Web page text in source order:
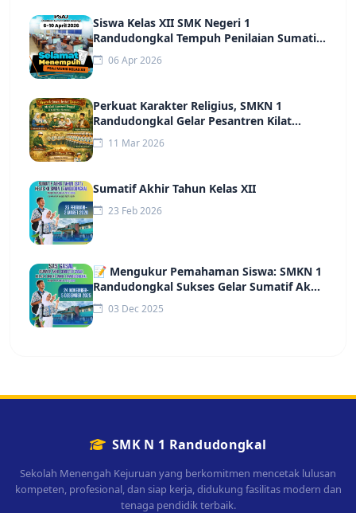
Siswa Kelas XII SMK Negeri 1
Randudongkal Tempuh Penilaian Sumatif
Akhir Jenjang (PSAJ) Tahun 2026
06 Apr 2026
Perkuat Karakter Religius, SMKN 1
Randudongkal Gelar Pesantren Kilat
Ramadan
11 Mar 2026
Sumatif Akhir Tahun Kelas XII
23 Feb 2026
📝 Mengukur Pemahaman Siswa: SMKN 1
Randudongkal Sukses Gelar Sumatif Akhir
Semester (SAS)
03 Dec 2025
SMK N 1 Randudongkal
Sekolah Menengah Kejuruan yang berkomitmen mencetak lulusan
kompeten, profesional, dan siap kerja, didukung fasilitas modern dan
tenaga pendidik terbaik.